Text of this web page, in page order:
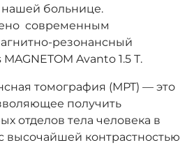
нашей больнице.
современным
резонансный
Avanto 1.5 T.
томография (МРТ) — это
получить
отделов тела человека в
высочайшей контрастностью